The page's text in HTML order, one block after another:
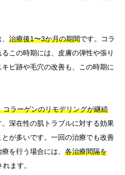
治療後1〜3か月の期間です。コラ
この時期には、皮膚の弾性や張り
ビ跡や毛穴の改善も、この時期に
ラーゲンのリモデリングが継続
深在性の肌トラブルに対する効果
が多いです。一回の治療でも改善
を行う場合には、 各治療間隔を
ます。